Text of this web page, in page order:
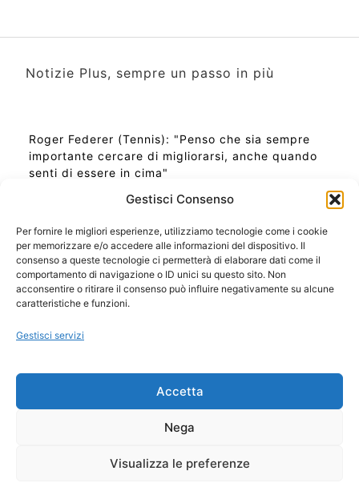
Gestisci Consenso
Per fornire le migliori esperienze, utilizziamo tecnologie come i cookie
per memorizzare e/o accedere alle informazioni del dispositivo. Il
consenso a queste tecnologie ci permetterà di elaborare dati come il
comportamento di navigazione o ID unici su questo sito. Non
acconsentire o ritirare il consenso può influire negativamente su alcune
caratteristiche e funzioni.
Gestisci servizi
Accetta
Nega
Visualizza le preferenze
Notizie Plus, sempre un passo in più
Roger Federer (Tennis): "Penso che sia sempre
importante cercare di migliorarsi, anche quando
senti di essere in cima"
Ora Esatta in Italia in questo momento
Ti Senti Strano Ultimamente? Potrebbe Essere per
la Risonanza di Schumann
Come Sapere Se Stai Ascendendo alla Quinta
Copyright 2026 NotiziePlus.com
📰 Contenuto Umano Verificato
Privacy Coockie
Pubblicità